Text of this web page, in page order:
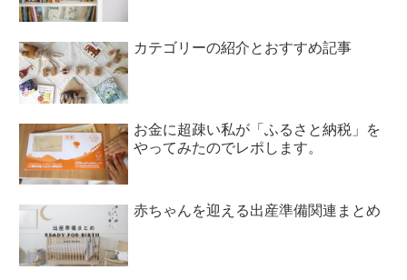
カテゴリーの紹介とおすすめ記事
お金に超疎い私が「ふるさと納税」を
やってみたのでレポします。
赤ちゃんを迎える出産準備関連まとめ